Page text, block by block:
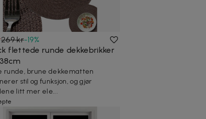
269 kr-19%
flettede runde dekkebrikker
runde, brune dekkematten
stil og funksjon, og gjør
litt mer ele...